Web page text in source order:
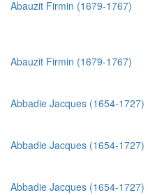
Abauzit Firmin (1679-1767)
Abauzit Firmin (1679-1767)
Abbadie Jacques (1654-1727)
Abbadie Jacques (1654-1727)
Abbadie Jacques (1654-1727)